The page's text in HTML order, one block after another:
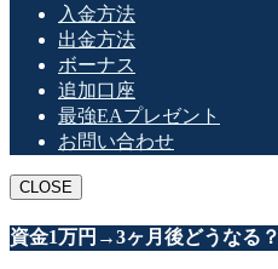
入金方法
出金方法
ボーナス
追加口座
最強EAプレゼント
お問い合わせ
CLOSE
資金1万円→3ヶ月後どうなる？